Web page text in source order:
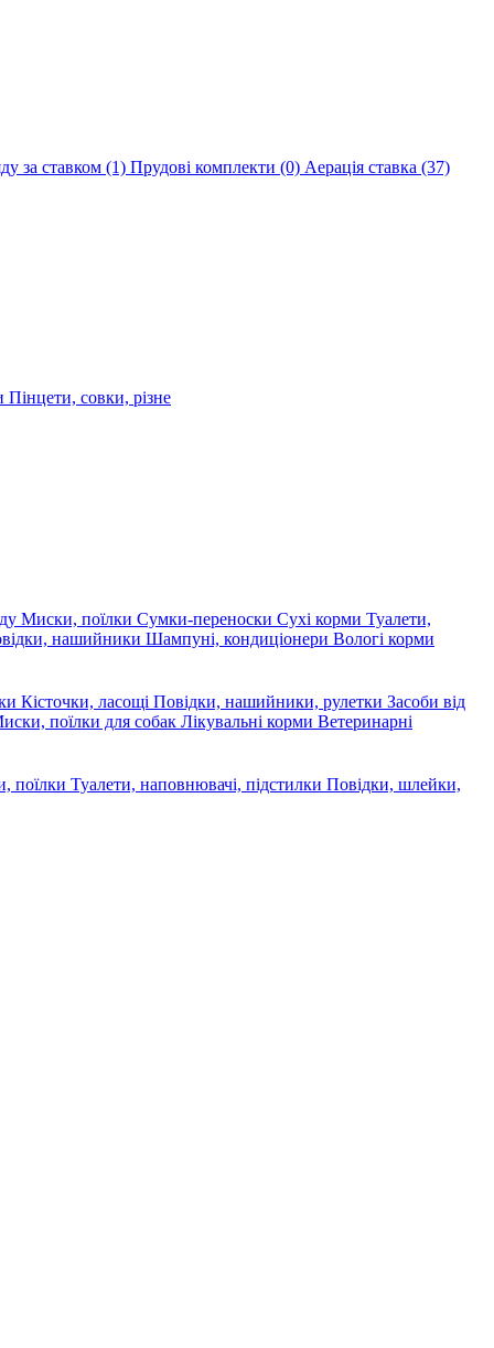
за ставком (1) Прудові комплекти (0) Аерація ставка (37)
Пінцети, совки, різне
Миски, поїлки Сумки-переноски Сухі корми Туалети,
нашийники Шампуні, кондиціонери Вологі корми
Кісточки, ласощі Повідки, нашийники, рулетки Засоби від
поїлки для собак Лікувальні корми Ветеринарні
поїлки Туалети, наповнювачі, підстилки Повідки, шлейки,